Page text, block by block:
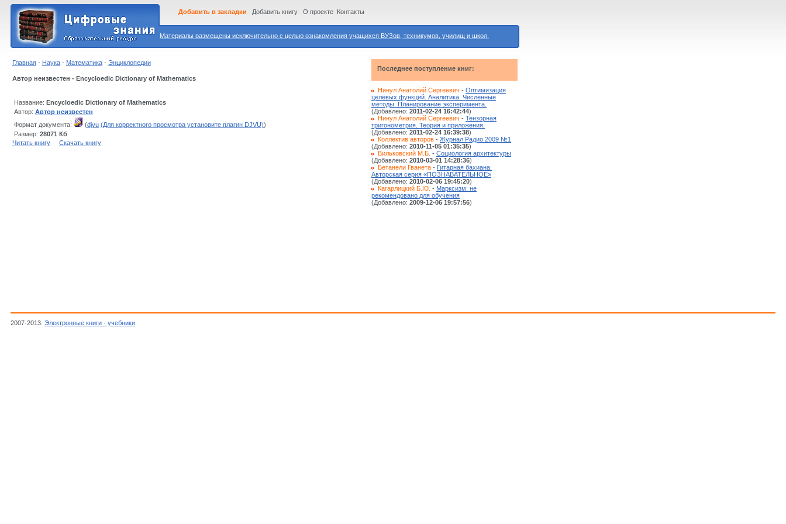
Материалы размещены исключительно с целью ознакомления учащихся ВУЗов, техникумов, училищ и школ.
Добавить в закладки Добавить книгу О проекте Контакты
Главная - Наука - Математика - Энциклопедии
Автор неизвестен - Encycloedic Dictionary of Mathematics
Название: Encycloedic Dictionary of Mathematics
Автор: Автор неизвестен
Формат документа:
(djvu (Для корректного просмотра установите плагин DJVU))
Размер: 28071 Кб
Читать книгу
Скачать книгу
Последнее поступление книг:
Нинул Анатолий Сергеевич - Оптимизация
целевых функций. Аналитика. Численные
методы. Планирование эксперимента.
(Добавлено: 2011-02-24 16:42:44)
Нинул Анатолий Сергеевич - Тензорная
тригонометрия. Теория и приложения.
(Добавлено: 2011-02-24 16:39:38)
Коллектив авторов - Журнал Радио 2009 №1
(Добавлено: 2010-11-05 01:35:35)
Вильковский М.Б. - Социология архитектуры
(Добавлено: 2010-03-01 14:28:36)
Бетанели Гванета - Гитарная бахиана.
Авторская серия «ПОЗНАВАТЕЛЬНОЕ»
(Добавлено: 2010-02-06 19:45:20)
Кагарлицкий Б.Ю. - Марксизм: не
рекомендовано для обучения
(Добавлено: 2009-12-06 19:57:56)
2007-2013. Электронные книги - учебники